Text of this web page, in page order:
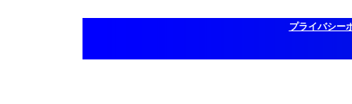
プライバシー